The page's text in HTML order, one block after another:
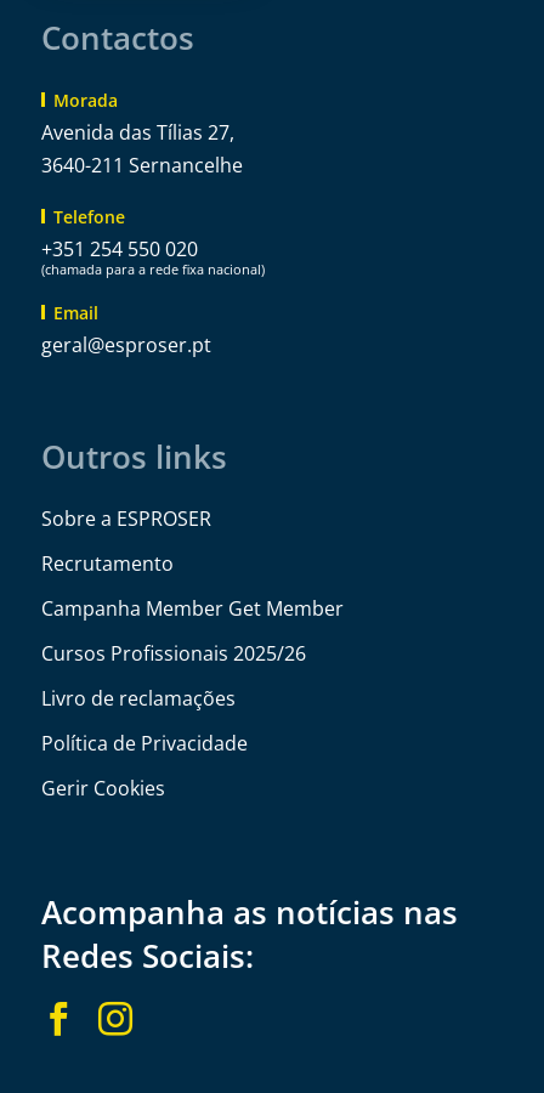
Contactos
Morada
Avenida das Tílias 27,
3640-211 Sernancelhe
Telefone
+351 254 550 020
(chamada para a rede fixa nacional)
Email
tp.resorpse
@lareg
Outros links
Sobre a ESPROSER
Recrutamento
Campanha Member Get Member
Cursos Profissionais 2025/26
Livro de reclamações
Política de Privacidade
Gerir Cookies
Acompanha as notícias nas
Redes Sociais:
 